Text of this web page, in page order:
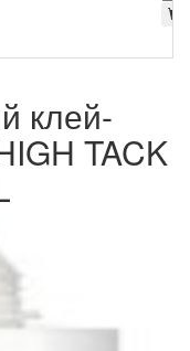
клей-
TACK